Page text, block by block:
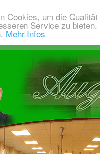
Cookies, um die
Service zu
Mehr Infos